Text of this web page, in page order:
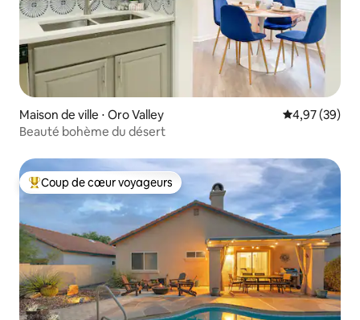
Maison de ville ⋅ Oro Valley Évaluation
4,97 (39)
Beauté bohème du désert
Coups de cœur voyageurs les plus appréciés
Coup de cœur voyageurs